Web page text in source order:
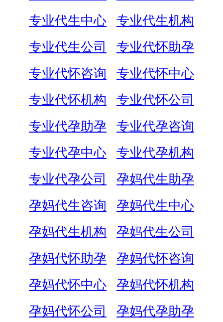
专业代生中心
专业代生机构
专业代生公司
专业代怀助孕
专业代怀咨询
专业代怀中心
专业代怀机构
专业代怀公司
专业代孕助孕
专业代孕咨询
专业代孕中心
专业代孕机构
专业代孕公司
孕妈代生助孕
孕妈代生咨询
孕妈代生中心
孕妈代生机构
孕妈代生公司
孕妈代怀助孕
孕妈代怀咨询
孕妈代怀中心
孕妈代怀机构
孕妈代怀公司
孕妈代孕助孕